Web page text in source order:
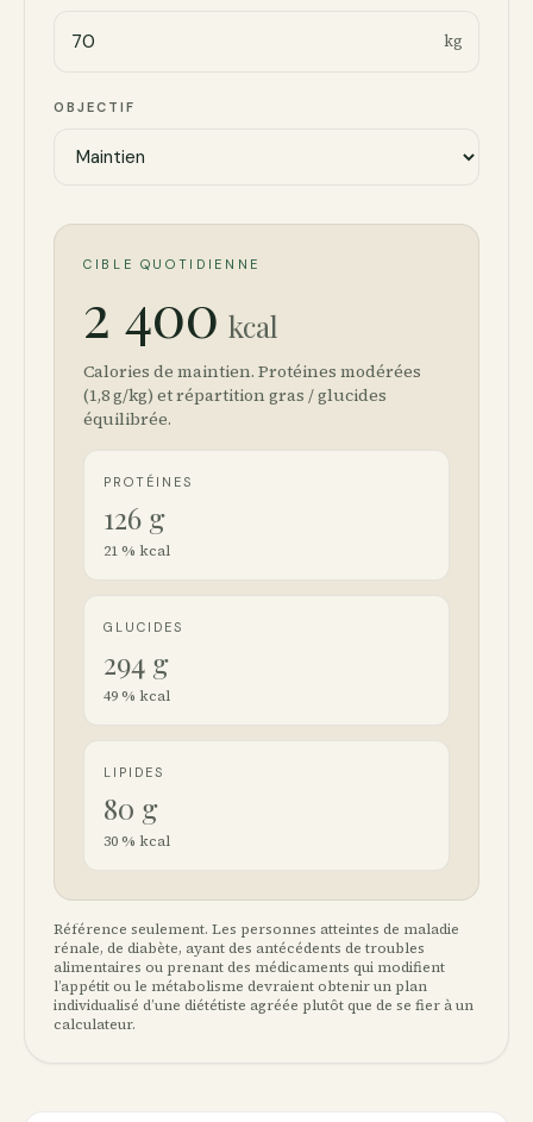
kg
OBJECTIF
CIBLE QUOTIDIENNE
2 400 kcal
Calories de maintien. Protéines modérées
(1,8 g/kg) et répartition gras / glucides
équilibrée.
PROTÉINES
126 g
21% kcal
GLUCIDES
294 g
49% kcal
LIPIDES
80 g
30% kcal
Référence seulement. Les personnes atteintes de maladie
rénale, de diabète, ayant des antécédents de troubles
alimentaires ou prenant des médicaments qui modifient
l’appétit ou le métabolisme devraient obtenir un plan
individualisé d’une diététiste agréée plutôt que de se fier à un
calculateur.